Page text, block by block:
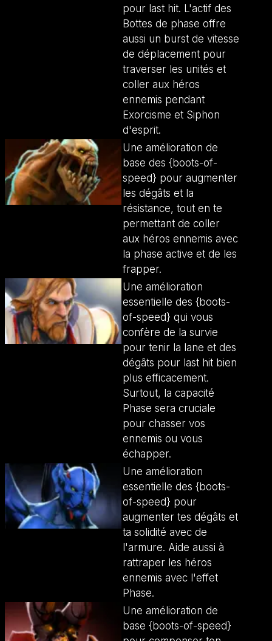
pour last hit. L'actif des
Bottes de phase offre
aussi un burst de vitesse
de déplacement pour
traverser les unités et
coller aux héros
ennemis pendant
Exorcisme et Siphon
d'esprit.
Une amélioration de
base des {boots-of-
speed} pour augmenter
les dégâts et la
résistance, tout en te
permettant de coller
aux héros ennemis avec
la phase active et de les
frapper.
Une amélioration
essentielle des {boots-
of-speed} qui vous
confère de la survie
pour tenir la lane et des
dégâts pour last hit bien
plus efficacement.
Surtout, la capacité
Phase sera cruciale
pour chasser vos
ennemis ou vous
échapper.
Une amélioration
essentielle des {boots-
of-speed} pour
augmenter tes dégâts et
ta solidité avec de
l'armure. Aide aussi à
rattraper les héros
ennemis avec l'effet
Phase.
Une amélioration de
base {boots-of-speed}